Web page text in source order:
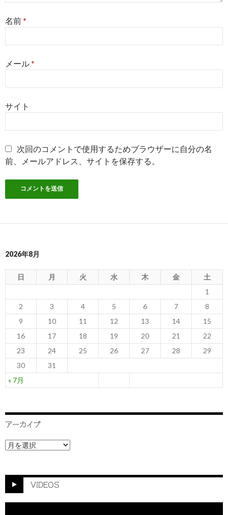
名前*
メール*
サイト
次回のコメントで使用するためブラウザーに自分の名
前、メールアドレス、サイトを保存する。
2026年8月
日 月 火 水 木 金 土
« 7月
1
2
3 4 5 6 7
8
9
10 11 12 13 14
15
16
17 18 19 20 21
22
23
24 25 26 27 28
29
30
31
アーカイブ
ア
ー
VIDEOS